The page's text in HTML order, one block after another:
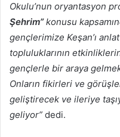
Okulu’nun oryantasyon
Şehrim”konusu
gençlerimize Keşan’ı
topluluklarının
gençlerle bir araya
Onların fikirleri ve
geliştirecek ve ileriye
geliyor” dedi.